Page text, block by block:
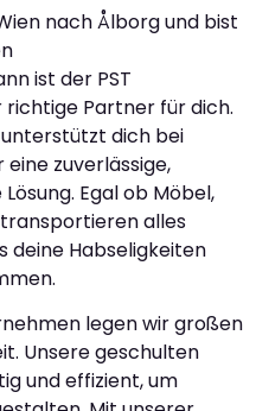
nach Ålborg und bist
ist der PST
richtige Partner für dich.
dich bei
zuverlässige,
Egal ob Möbel,
alles
deine Habseligkeiten
legen wir großen
Unsere geschulten
und effizient, um